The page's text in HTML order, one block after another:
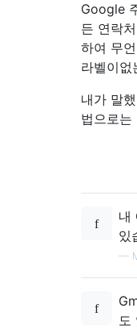
Google
든 연락
하여 무
라벨이없
내가 말
법으로는
내
있
—
도